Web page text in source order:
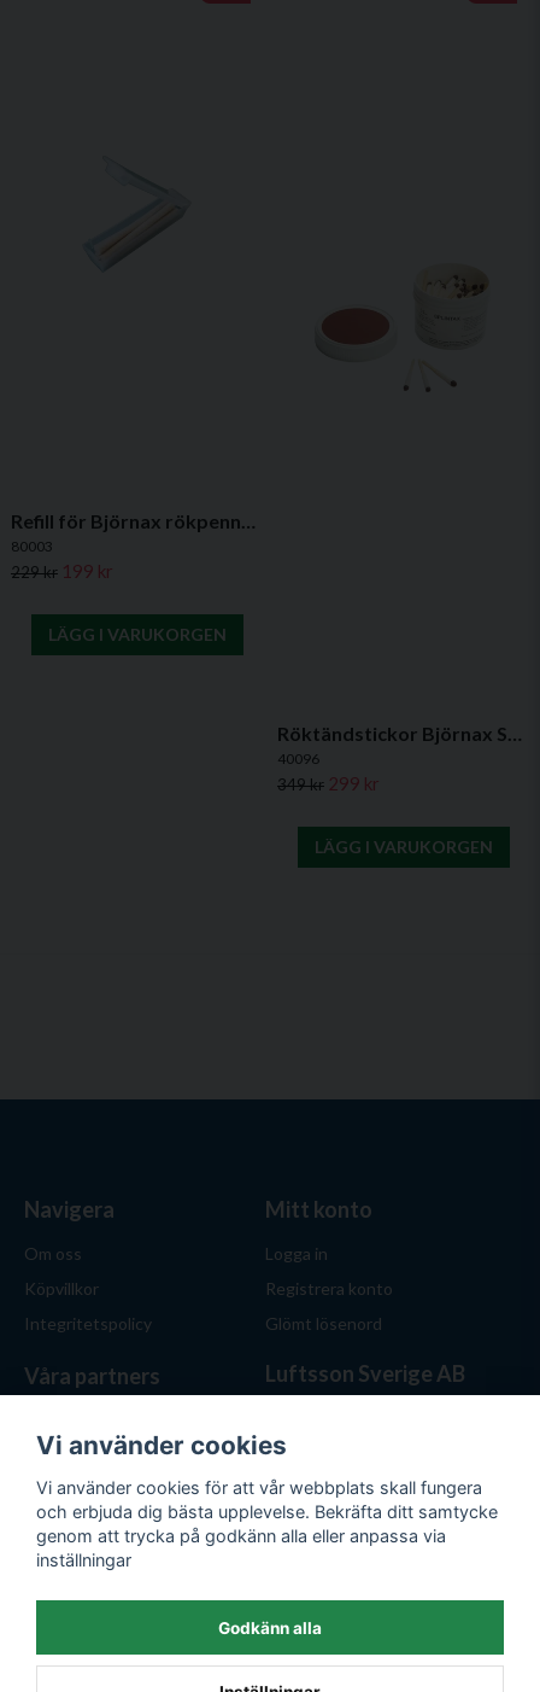
80003
229 kr 199 kr
LÄGG I VARUKORGEN
40096
349 kr 299 kr
LÄGG I VARUKORGEN
Navigera
Om oss
Köpvillkor
Integritetspolicy
Mitt konto
Logga in
Registrera konto
Glömt lösenord
Våra partners Luftsson Sverige AB
hjälper dig att välja rätt
lösning. Hos Luftsson.se får
du personlig service, bra priser
och produkter för både hem
och företag.
E-post:
Vi använder cookies
Vi använder cookies för att vår webbplats skall fungera
och erbjuda dig bästa upplevelse. Bekräfta ditt samtycke
genom att trycka på godkänn alla eller anpassa via
inställningar
Godkänn alla